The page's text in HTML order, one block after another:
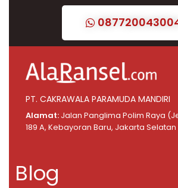
PT. CAKRAWALA PARAMUDA MANDIRI
Alamat: Jalan Panglima Polim Raya
189 A, Kebayoran Baru, Jakarta Selatan
Blog